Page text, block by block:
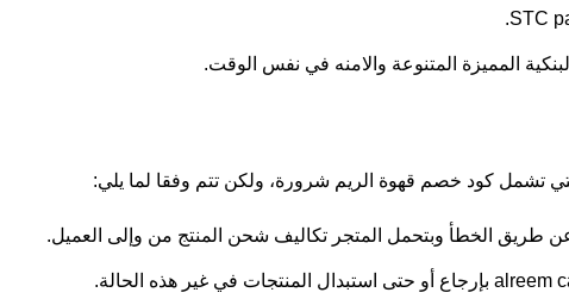
المميزة المتنوعة والامنه في نفس الوقت.
تشمل كود خصم قهوة الريم شرورة، ولكن تتم وفقا لما يلي:
طريق الخطأ وبتحمل المتجر تكاليف شحن المنتج من وإلى العميل.